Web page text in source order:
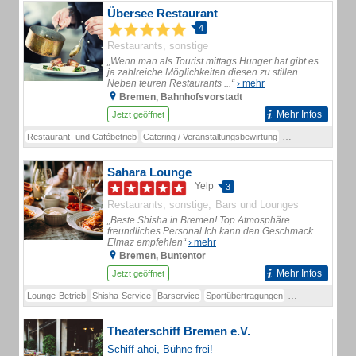
Übersee Restaurant
4
Restaurants, sonstige
„Wenn man als Tourist mittags Hunger hat gibt es
ja zahlreiche Möglichkeiten diesen zu stillen.
Neben teuren Restaurants ...“› mehr
Bremen, Bahnhofsvorstadt
Jetzt geöffnet Mehr Infos
Restaurant- und Cafébetrieb Catering / Veranstaltungsbewirtung
Sahara Lounge
Yelp 3
Restaurants, sonstige Bars und Lounges
„Beste Shisha in Bremen! Top Atmosphäre
freundliches Personal Ich kann den Geschmack
Elmaz empfehlen“› mehr
Bremen, Buntentor
Jetzt geöffnet Mehr Infos
Lounge-Betrieb Shisha-Service Barservice Sportübertragungen
Theaterschiff Bremen e.V.
Schiff ahoi, Bühne frei!